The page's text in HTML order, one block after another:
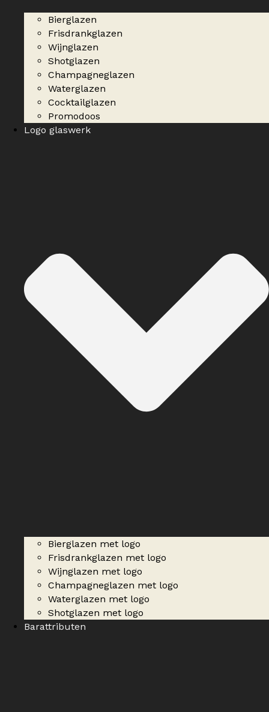
Bierglazen
Frisdrankglazen
Wijnglazen
Shotglazen
Champagneglazen
Waterglazen
Cocktailglazen
Promodoos
Logo glaswerk
Bierglazen met logo
Frisdrankglazen met logo
Wijnglazen met logo
Champagneglazen met logo
Waterglazen met logo
Shotglazen met logo
Barattributen